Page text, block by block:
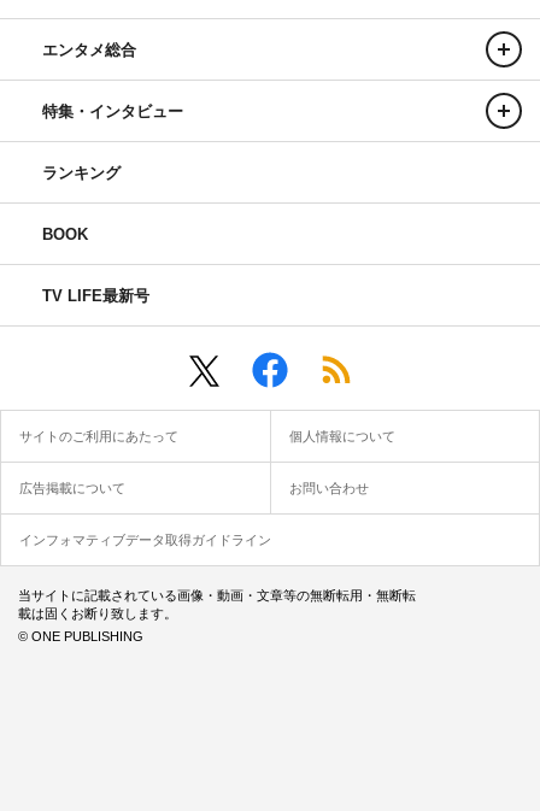
エンタメ総合
特集・インタビュー
ランキング
BOOK
TV LIFE最新号
サイトのご利用にあたって 個人情報について
広告掲載について お問い合わせ
インフォマティブデータ取得ガイドライン
当サイトに記載されている画像・動画・文章等の無断転用・無断転
載は固くお断り致します。
© ONE PUBLISHING